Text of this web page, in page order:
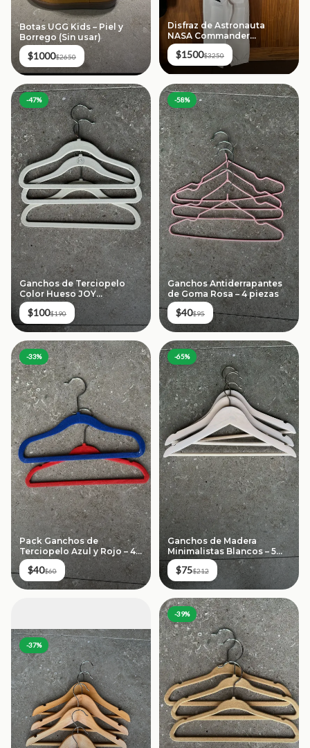
Botas UGG Kids – Piel y
Borrego (Sin usar)
$1000$2650
Disfraz de Astronauta
NASA Commander
(Original)
$1500$3250
-47%
Ganchos de Terciopelo
Color Hueso JOY
(Premium) – 10 piezas
$100$190
-58%
Ganchos Antiderrapantes
de Goma Rosa – 4 piezas
$40$95
-33%
Pack Ganchos de
Terciopelo Azul y Rojo – 4
piezas
$40$60
-65%
Ganchos de Madera
Minimalistas Blancos – 5
piezas
$75$212
-37%
-39%